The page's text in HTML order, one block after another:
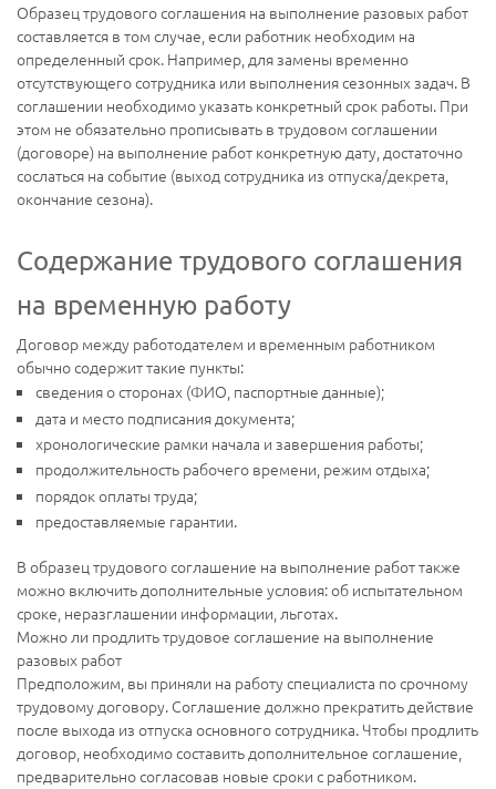
Образец трудового соглашения на выполнение разовых работ
составляется в том случае, если работник необходим на
определенный срок. Например, для замены временно
отсутствующего сотрудника или выполнения сезонных задач. В
соглашении необходимо указать конкретный срок работы. При
этом не обязательно прописывать в трудовом соглашении
(договоре) на выполнение работ конкретную дату, достаточно
сослаться на событие (выход сотрудника из отпуска/декрета,
окончание сезона).
Содержание трудового соглашения
на временную работу
Договор между работодателем и временным работником
обычно содержит такие пункты:
сведения о сторонах (ФИО, паспортные данные);
дата и место подписания документа;
хронологические рамки начала и завершения работы;
продолжительность рабочего времени, режим отдыха;
порядок оплаты труда;
предоставляемые гарантии.
В образец трудового соглашение на выполнение работ также
можно включить дополнительные условия: об испытательном
сроке, неразглашении информации, льготах.
Можно ли продлить трудовое соглашение на выполнение
разовых работ
Предположим, вы приняли на работу специалиста по срочному
трудовому договору. Соглашение должно прекратить действие
после выхода из отпуска основного сотрудника. Чтобы продлить
договор, необходимо составить дополнительное соглашение,
предварительно согласовав новые сроки с работником.